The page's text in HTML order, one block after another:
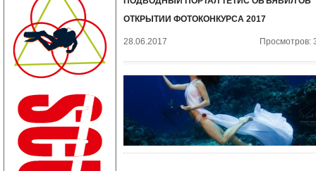
ОТКРЫТИИ ФОТОКОНКУРСА 2017
28.06.2017 Просмотров: